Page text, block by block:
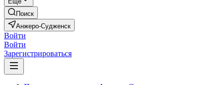
Поиск
Анжеро-Судженск
Войти
Войти
Зарегистрироваться